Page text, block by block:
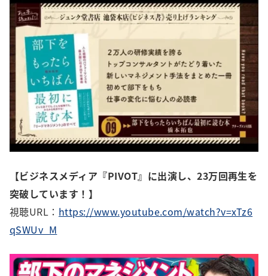
【ビジネスメディア『PIVOT』に出演し、23万回再生を
突破しています！】
視聴URL： https://www.youtube.com/watch?v=xTz6
qSWUv_M